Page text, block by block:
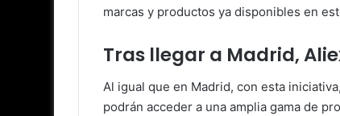
marcas y productos ya disponibles en
Tras llegar a Madrid,
Al igual que en Madrid, con esta
podrán acceder a una amplia gama de